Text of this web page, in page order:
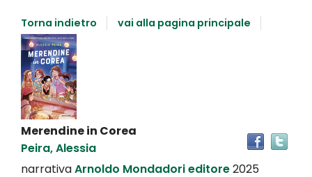
Torna indietro vai alla pagina principale
Dettaglio
del
documento
Merendine in Corea
Peira, Alessia
narrativaArnoldo Mondadori editore2025